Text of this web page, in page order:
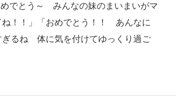
でとう～ みんなの妹のまいまいがマ
！！」「おめでとう！！ あんなに
ぎるね 体に気を付けてゆっくり過ご